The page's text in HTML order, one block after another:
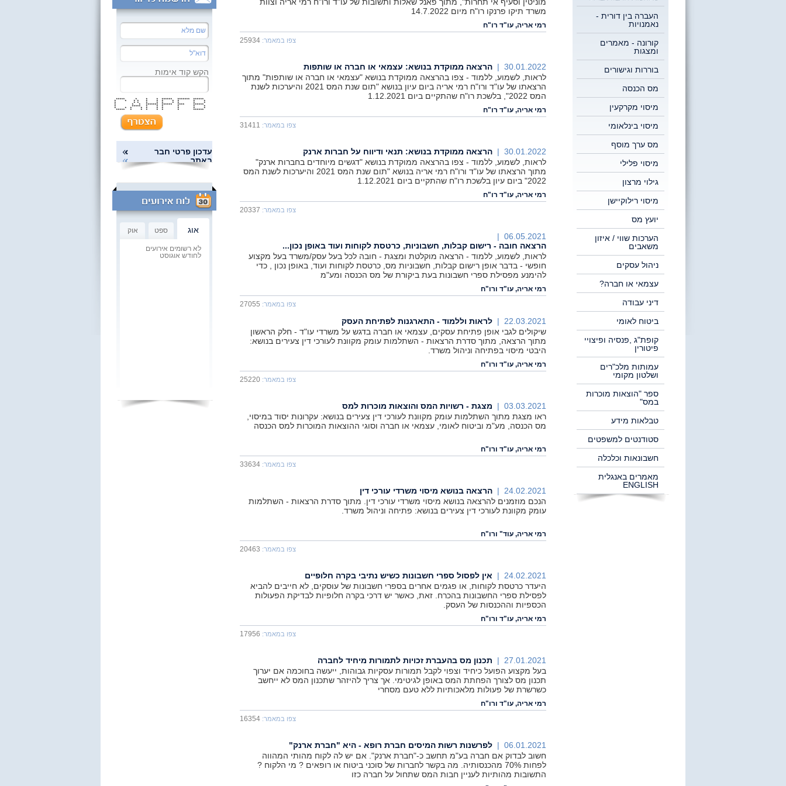
העברה בין דורית -
נאמנויות
קורונה - מאמרים
ומצגות
בוררות וגישורים
מס הכנסה
מיסוי מקרקעין
מיסוי בינלאומי
מס ערך מוסף
מיסוי פלילי
גילוי מרצון
מיסוי רילוקיישן
יועץ מס
הערכות שווי / איזון
משאבים
ניהול עסקים
עצמאי או חברה?
דיני עבודה
ביטוח לאומי
קופת"ג ,פנסיה ופיצויי
פיטורין
עמותות מלכ"רים
ושלטון מקומי
ספר "הוצאות מוכרות
במס"
טבלאות מידע
סטודנטים למשפטים
חשבונאות וכלכלה
מאמרים באנגלית
ENGLISH
משרד תיקו פרנקו רו"ח מיום 14.7.2022
רמי אריה, עו"ד רו"ח
צפו במאמר: 25934
30.01.2022 |
הרצאה ממוקדת בנושא: עצמאי או חברה או שותפות
לראות, לשמוע, ללמוד - צפו בהרצאה ממוקדת בנושא "עצמאי או חברה או שותפות" מתוך
הרצאתו של עו"ד ורו"ח רמי אריה ביום עיון בנושא "‏‏תום שנת המס 2021 והיערכות לשנת
המס 2022", בלשכת רו"ח שהתקיים ביום 1.12.2021
רמי אריה, עו"ד רו"ח
צפו במאמר: 31411
30.01.2022 |
הרצאה ממוקדת בנושא: תנאי ודיווח על חברות ארנק
לראות, לשמוע, ללמוד - צפו בהרצאה ממוקדת בנושא "דגשים מיוחדים בחברות ארנק"
מתוך הרצאתו של עו"ד ורו"ח רמי אריה בנושא "‏‏תום שנת המס 2021 והיערכות לשנת המס
2022" ביום עיון בלשכת רו"ח שהתקיים ביום 1.12.2021
רמי אריה, עו"ד רו"ח
צפו במאמר: 20337
06.05.2021 |
הרצאה חובה - רישום קבלות, חשבוניות, כרטסת לקוחות ועוד באופן נכון...
לראות, לשמוע, ללמוד - הרצאה מוקלטת ומצגת - חובה לכל בעל עסק/משרד בעל מקצוע
חופשי - בדבר אופן רישום קבלות, חשבוניות מס, כרטסת לקוחות ועוד, באופן נכון , כדי
להימנע מפסילת ספרי חשבונות בעת ביקורת של מס הכנסה ומע"מ
רמי אריה, עו"ד ורו"ח
צפו במאמר: 27055
22.03.2021 |
לראות וללמוד - התארגנות לפתיחת העסק
שיקולים לגבי אופן פתיחת עסקים, עצמאי או חברה בדגש על משרדי עו"ד - חלק הראשון
מתוך הרצאה, מתוך סדרת הרצאות - השתלמות עומק מקוונת לעורכי דין צעירים בנושא:
היבטי מיסוי בפתיחה וניהול משרד.
רמי אריה, עו"ד ורו"ח
צפו במאמר: 25220
03.03.2021 |
מצגת - רשויות המס והוצאות מוכרות למס
ראו מצגת מתוך השתלמות עומק מקוונת לעורכי דין צעירים בנושא: עקרונות יסוד במיסוי,
מס הכנסה, מע"מ וביטוח לאומי, עצמאי או חברה וסוגי ההוצאות המוכרות למס הכנסה
רמי אריה, עו"ד ורו"ח
צפו במאמר: 33634
24.02.2021 |
הרצאה בנושא מיסוי משרדי עורכי דין
הנכם מוזמנים להרצאה בנושא מיסוי משרדי עורכי דין. מתוך סדרת הרצאות - השתלמות
עומק מקוונת לעורכי דין צעירים בנושא: פתיחה וניהול משרד.
רמי אריה, עוד" ורו"ח
צפו במאמר: 20463
24.02.2021 |
אין לפסול ספרי חשבונות כשיש נתיבי בקרה חלופיים
היעדר כרטסת לקוחות, או פגמים אחרים בספרי חשבונות של עוסקים, לא חייבים להביא
לפסילת ספרי החשבונות בהכרח. זאת, כאשר יש דרכי בקרה חלופיות לבדיקת הפעולות
הכספיות וההכנסות של העסק.
רמי אריה, עו"ד ורו"ח
צפו במאמר: 17956
27.01.2021 |
תכנון מס בהעברת זכויות לתמורות מיחיד לחברה
בעל מקצוע הפועל כיחיד וצפוי לקבל תמורות עסקיות גבוהות, ייעשה בחוכמה אם יערוך
תכנון מס לצורך הפחתת המס באופן לגיטימי. אך צריך להיזהר שתכנון המס לא ייחשב
כשרשרת של פעולות מלאכותיות ללא טעם מסחרי
רמי אריה, עו"ד ורו"ח
צפו במאמר: 16354
06.01.2021 |
לפרשנות רשות המיסים חברת רופא - היא "חברת ארנק"
חשוב לבדוק אם חברה בע"מ תחשב כ-"חברת ארנק". אם יש לה לקוח מהותי המהווה
לפחות 70% מהכנסותיה. מה בקשר לחברות של סוכני ביטוח או רופאים ? מי הלקוח ?
התשובות מהותיות לעניין חבות המס שתחול על חברה כזו
הקש קוד אימות
***** * * * ****** ******* ******
* * * * * * * * * * *
* * * * * * * * * *
* * * ******* ****** **** ******
* ***** * * * * * *
* * * * * * * * * *
***** * * * * * * ******
עדכון פרטי חבר
באתר
אוג ספט אוק
לא רשומים אירועים
לחודש אוגוסט